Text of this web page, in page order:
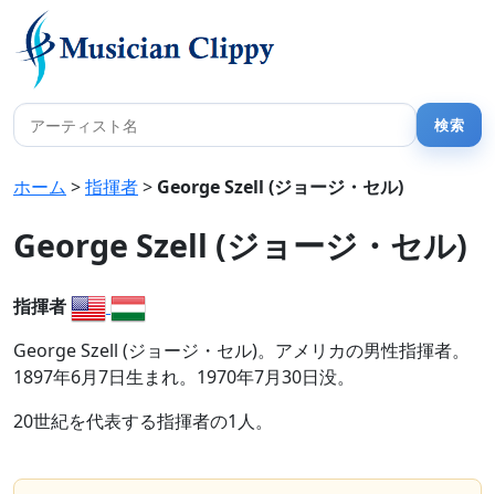
ホーム >指揮者> George Szell (ジョージ・セル)
George Szell (ジョージ・セル)
指揮者
George Szell (ジョージ・セル)。アメリカの男性指揮者。
1897年6月7日生まれ。1970年7月30日没。
20世紀を代表する指揮者の1人。